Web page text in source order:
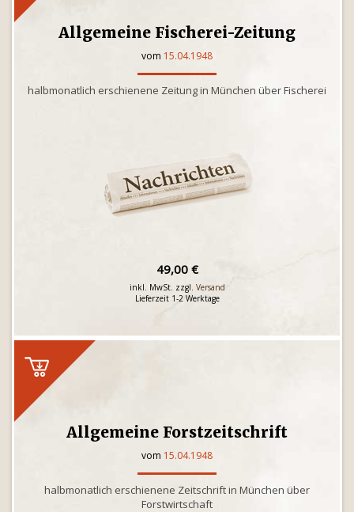
Allgemeine Fischerei-Zeitung
vom 15.04.1948
halbmonatlich erschienene Zeitung in München über Fischerei
49,00 €
inkl. MwSt. zzgl. Versand
Lieferzeit 1-2 Werktage
Allgemeine Forstzeitschrift
vom 15.04.1948
halbmonatlich erschienene Zeitschrift in München über
Forstwirtschaft